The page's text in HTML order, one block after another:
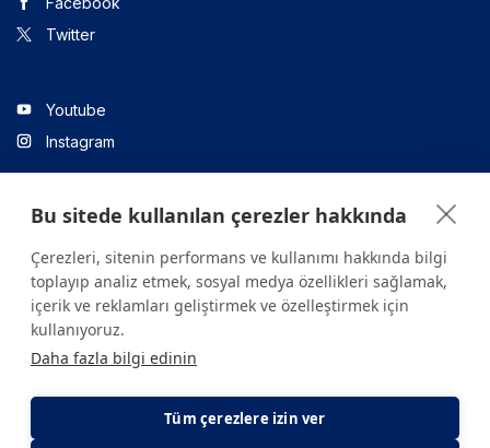
Twitter
Youtube
Instagram
Linkedin
Sitede yer alan tüm içerikler yalnızca bilgilendirme amaçlıdır.
Sağlığınızla ilgili sorularınız için mutlaka doktoruza ya da bir sağlık
kuruluşuna başvurunuz.
Bu sitede kullanılan çerezler hakkında
Çerezleri, sitenin performans ve kullanımı hakkında bilgi
toplayıp analiz etmek, sosyal medya özellikleri sağlamak,
içerik ve reklamları geliştirmek ve özelleştirmek için
kullanıyoruz.
Daha fazla bilgi edinin
Tüm çerezlere izin ver